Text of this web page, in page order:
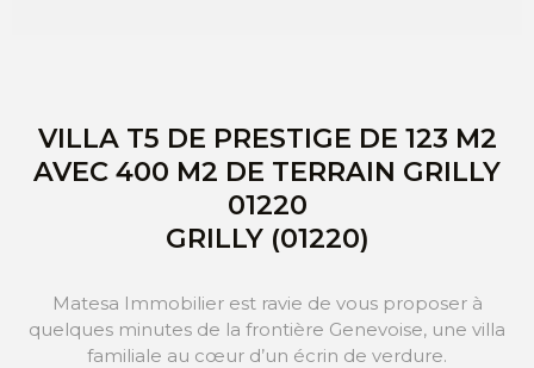
VILLA T5 DE PRESTIGE DE 123 M2
AVEC 400 M2 DE TERRAIN GRILLY
01220
GRILLY (01220)
Matesa Immobilier est ravie de vous proposer à
quelques minutes de la frontière Genevoise, une villa
familiale au cœur d’un écrin de verdure.